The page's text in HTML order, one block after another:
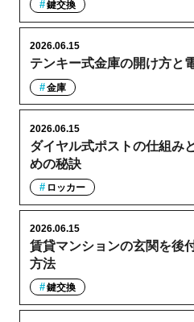
鍵交換
テンキー式金庫の開け方と
2026.06.15
金庫
ダイヤル式ポストの仕組み
めの秘訣
2026.06.15
ロッカー
賃貸マンションの玄関を後
方法
2026.06.15
鍵交換